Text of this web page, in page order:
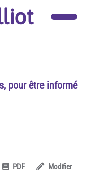
pour être informé
PDF Modifier